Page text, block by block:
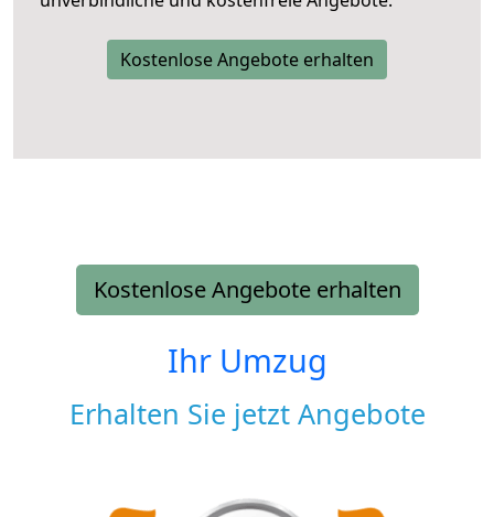
Kostenlose Angebote erhalten
Kostenlose Angebote erhalten
Ihr Umzug
Erhalten Sie jetzt Angebote